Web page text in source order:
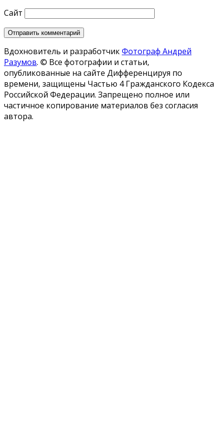
Сайт
Вдохновитель и разработчикФотограф Андрей
Разумов. © Все фотографии и статьи,
опубликованные на сайте Дифференцируя по
времени, защищены Частью 4 Гражданского Кодекса
Российской Федерации. Запрещено полное или
частичное копирование материалов без согласия
автора.